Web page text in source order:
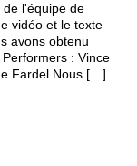
l'équipe de
vidéo et le texte
avons obtenu
: Vince
Fardel Nous […]